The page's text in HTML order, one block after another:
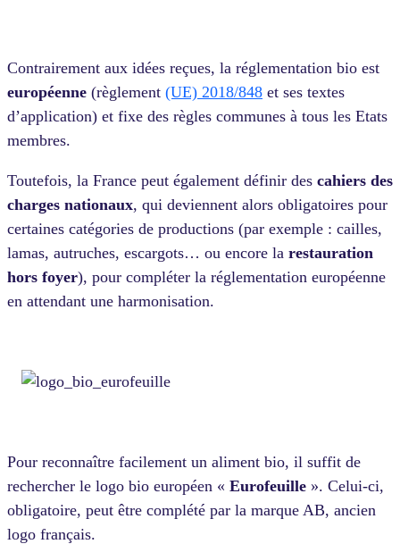
Contrairement aux idées reçues, la réglementation bio est
européenne (règlement (UE) 2018/848 et ses textes
d’application) et fixe des règles communes à tous les Etats
membres.
Toutefois, la France peut également définir des cahiers des
charges nationaux, qui deviennent alors obligatoires pour
certaines catégories de productions (par exemple : cailles,
lamas, autruches, escargots… ou encore la restauration
hors foyer), pour compléter la réglementation européenne
en attendant une harmonisation.
Pour reconnaître facilement un aliment bio, il suffit de
rechercher le logo bio européen « Eurofeuille ». Celui-ci,
obligatoire, peut être complété par la marque AB, ancien
logo français.